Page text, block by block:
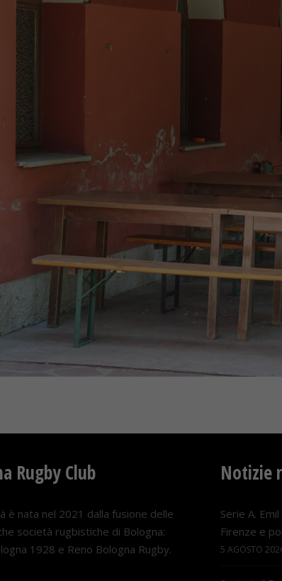
Rugby Club
è nata nel 2021 dalla fusione delle
società rugbistiche di Bologna:
1928 e Reno Bologna Rugby.
Notizie
Serie A.
Firenze e
5 AGOSTO